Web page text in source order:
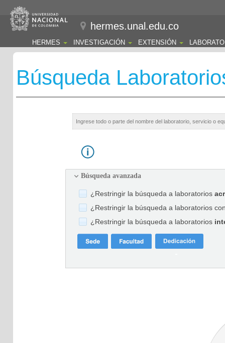
hermes.unal.edu.co
HERMES INVESTIGACIÓN EXTENSIÓN
Búsqueda
Búsqueda avanzada
¿Restringir la búsqueda a laboratorios
¿Restringir la búsqueda a laboratorios
¿Restringir la búsqueda a laboratorios